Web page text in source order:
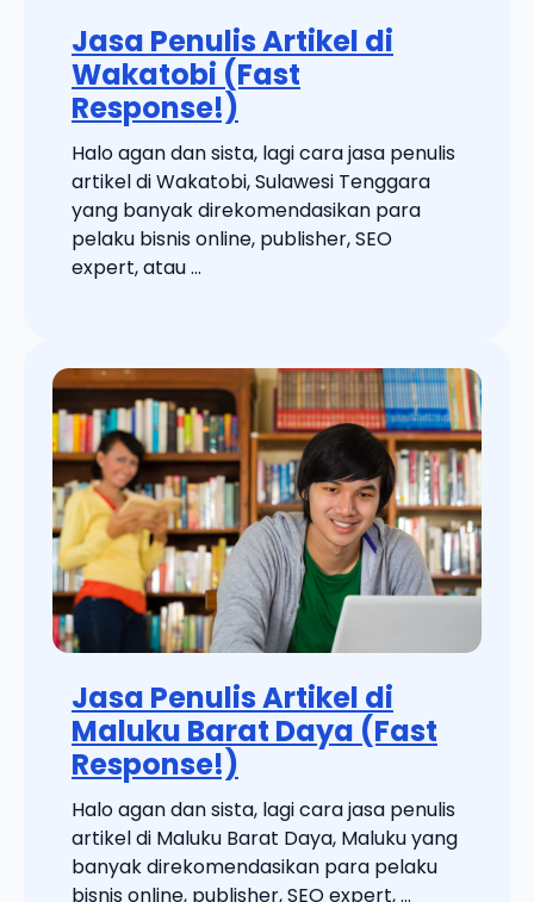
Jasa Penulis Artikel di
Wakatobi (Fast
Response!)
Halo agan dan sista, lagi cara jasa penulis
artikel di Wakatobi, Sulawesi Tenggara
yang banyak direkomendasikan para
pelaku bisnis online, publisher, SEO
expert, atau ...
Jasa Penulis Artikel di
Maluku Barat Daya (Fast
Response!)
Halo agan dan sista, lagi cara jasa penulis
artikel di Maluku Barat Daya, Maluku yang
banyak direkomendasikan para pelaku
bisnis online, publisher, SEO expert, ...